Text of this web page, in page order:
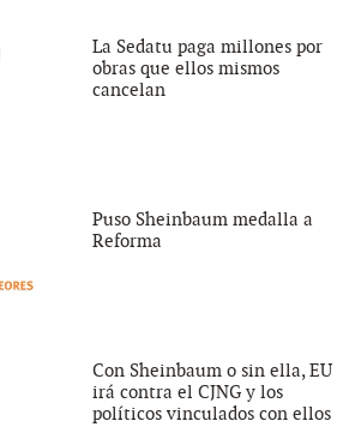
La Sedatu paga millones por
obras que ellos mismos
cancelan
Puso Sheinbaum medalla a
Reforma
Con Sheinbaum o sin ella, EU
irá contra el CJNG y los
políticos vinculados con ellos